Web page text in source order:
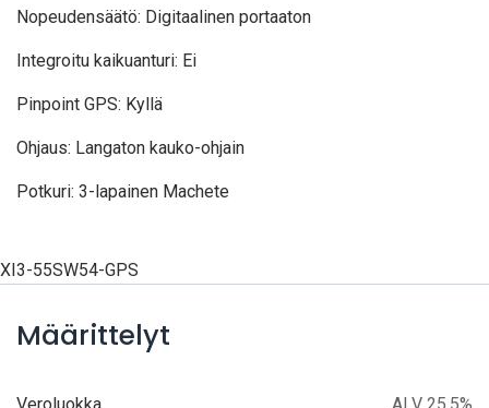
Nopeudensäätö: Digitaalinen portaaton
Integroitu kaikuanturi: Ei
Pinpoint GPS: Kyllä
Ohjaus: Langaton kauko-ohjain
Potkuri: 3-lapainen Machete
XI3-55SW54-GPS
Määrittelyt